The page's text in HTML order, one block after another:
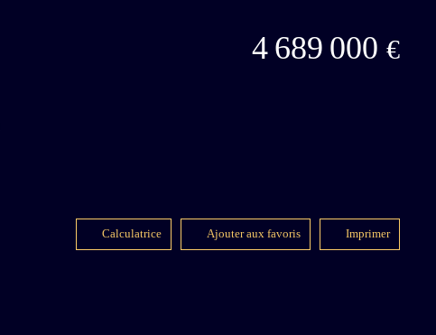
4 689 000 €
Calculatrice Ajouter aux favoris Imprimer